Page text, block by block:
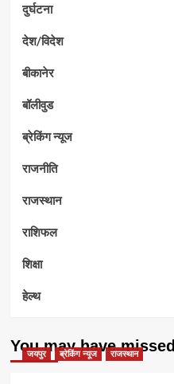
दुर्घटना
देश/विदेश
बीकानेर
बॉलीवुड
ब्रेकिंग न्यूज
राजनीति
राजस्थान
राशिफल
शिक्षा
हेल्थ
You may have missed
जयपुर ब्रेकिंग न्यूज राजस्थान